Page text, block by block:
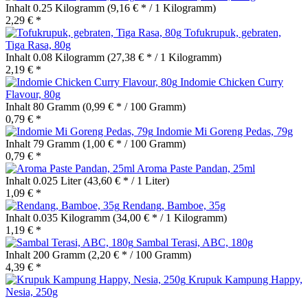
Inhalt 0.25 Kilogramm (9,16 € * / 1 Kilogramm)
2,29 € *
Tofukrupuk, gebraten,
Tiga Rasa, 80g
Inhalt 0.08 Kilogramm (27,38 € * / 1 Kilogramm)
2,19 € *
Indomie Chicken Curry
Flavour, 80g
Inhalt 80 Gramm (0,99 € * / 100 Gramm)
0,79 € *
Indomie Mi Goreng Pedas, 79g
Inhalt 79 Gramm (1,00 € * / 100 Gramm)
0,79 € *
Aroma Paste Pandan, 25ml
Inhalt 0.025 Liter(43,60 € * / 1 Liter)
1,09 € *
Rendang, Bamboe, 35g
Inhalt 0.035 Kilogramm (34,00 € * / 1 Kilogramm)
1,19 € *
Sambal Terasi, ABC, 180g
Inhalt 200 Gramm (2,20 € * / 100 Gramm)
4,39 € *
Krupuk Kampung Happy,
Nesia, 250g